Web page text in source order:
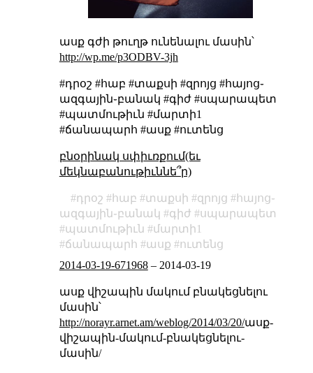
ասք գժի թուղթ ունենալու մասին՝
http://wp.me/p3ODBV-3jh
#դրօշ #հաբ #տաքսի #զրոյց #հայոց֊
ազգային֊բանակ #գիժ #սպարապետ
#պատմութիւն #մարտի1
#ճանապարհ #ասք #ուտենց
բնօրինակ սփիւռքում(եւ
մեկնաբանութիւննե՞ր)
դրօշ հաբ տաքսի զրոյց
հայոց֊
ազգային֊բանակ
գիժ
սպարապետ
պատմութիւն
մարտի1
ճանապարհ
ասք
ուտենց
2014-03-19-671968– 2014-03-19
ասք վիշապին մակում բնակեցնելու
մասին՝
http://norayr.arnet.am/weblog/2014/03/20/ասք-
վիշապին-մակում-բնակեցնելու-
մասին/